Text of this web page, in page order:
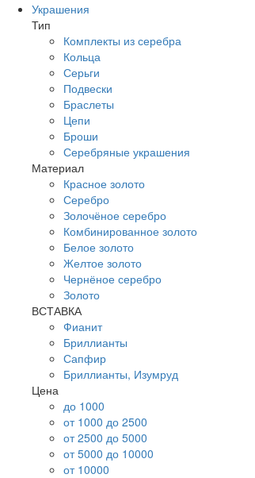
Украшения
Тип
Комплекты из серебра
Кольца
Серьги
Подвески
Браслеты
Цепи
Броши
Серебряные украшения
Материал
Красное золото
Серебро
Золочёное серебро
Комбинированное золото
Белое золото
Желтое золото
Чернёное серебро
Золото
ВСТАВКА
Фианит
Бриллианты
Сапфир
Бриллианты, Изумруд
Цена
до 1000
от 1000 до 2500
от 2500 до 5000
от 5000 до 10000
от 10000